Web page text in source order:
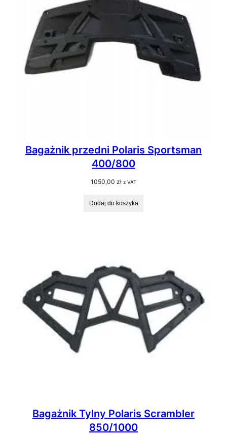
Bagażnik przedni Polaris Sportsman
400/800
1050,00 zł z VAT
Dodaj do koszyka
Bagażnik Tylny Polaris Scrambler
850/1000